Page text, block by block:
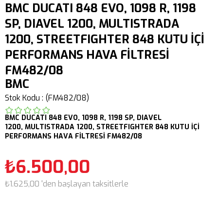
BMC DUCATI 848 EVO, 1098 R, 1198
SP, DIAVEL 1200, MULTISTRADA
1200, STREETFIGHTER 848 KUTU İÇİ
PERFORMANS HAVA FİLTRESİ
FM482/08
BMC
Stok Kodu (FM482/08)
BMC DUCATI 848 EVO, 1098 R, 1198 SP, DIAVEL
1200, MULTISTRADA 1200, STREETFIGHTER 848 KUTU İÇİ
PERFORMANS HAVA FİLTRESİ FM482/08
₺6.500,00
₺1.625,00 'den başlayan taksitlerle